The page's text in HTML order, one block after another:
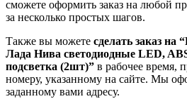
сможете оформить заказ на любой
за несколько простых шагов.
Также вы можете сделать заказ на
Лада Нива светодиодные LED,
подсветка (2шт)” в рабочее время,
номеру, указанному на сайте. Мы
заданному вами адресу.